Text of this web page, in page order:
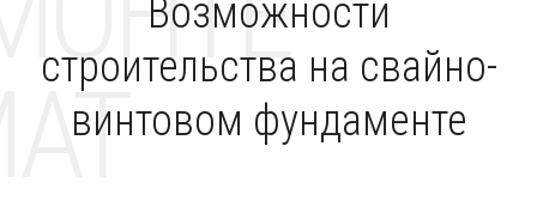
Возможности
строительства на свайно-
винтовом фундаменте